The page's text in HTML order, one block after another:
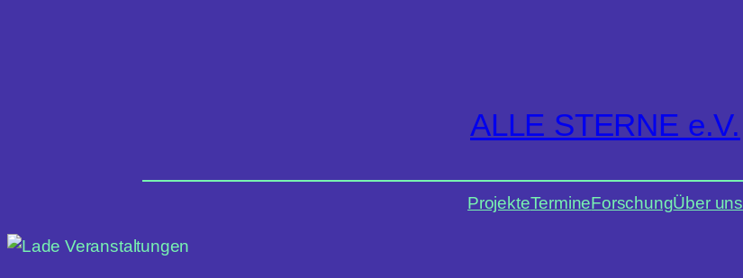
ALLE STERNE e.V.
ProjekteTermineForschungÜber uns